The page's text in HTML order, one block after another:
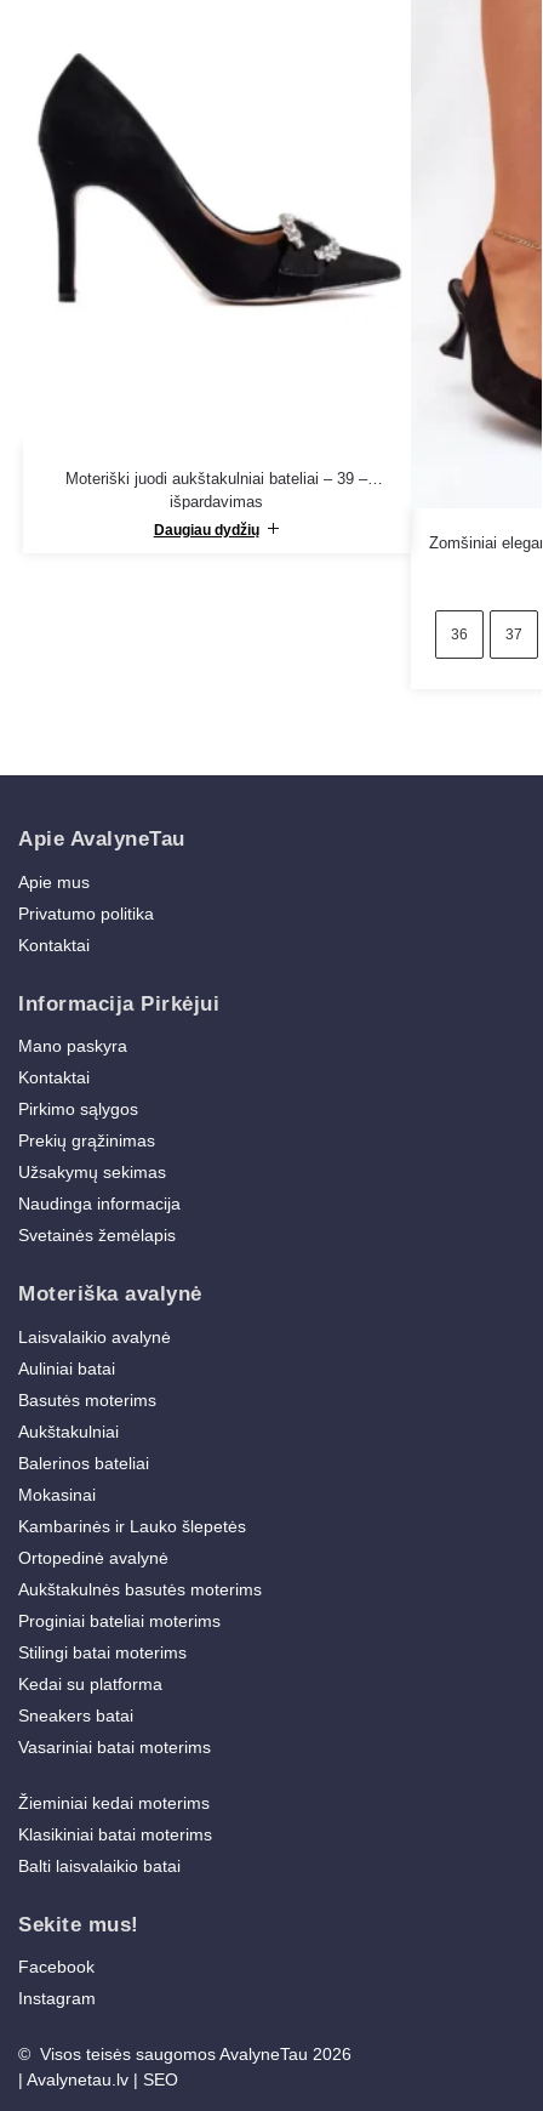
Moteriški juodi aukštakulniai bateliai – 39 –
išpardavimas
Daugiau dydžių
Zomšiniai
36 37
Apie AvalyneTau
Apie mus
Privatumo politika
Kontaktai
Informacija Pirkėjui
Mano paskyra
Kontaktai
Pirkimo sąlygos
Prekių grąžinimas
Užsakymų sekimas
Naudinga informacija
Svetainės žemėlapis
Moteriška avalynė
Laisvalaikio avalynė
Auliniai batai
Basutės moterims
Aukštakulniai
Balerinos bateliai
Mokasinai
Kambarinės ir Lauko šlepetės
Ortopedinė avalynė
Aukštakulnės basutės moterims
Proginiai bateliai moterims
Stilingi batai moterims
Kedai su platforma
Sneakers batai
Vasariniai batai moterims
Žieminiai kedai moterims
Klasikiniai batai moterims
Balti laisvalaikio batai
Sekite mus!
Facebook
Instagram
© Visos teisės saugomos AvalyneTau 2026
| Avalynetau.lv | SEO